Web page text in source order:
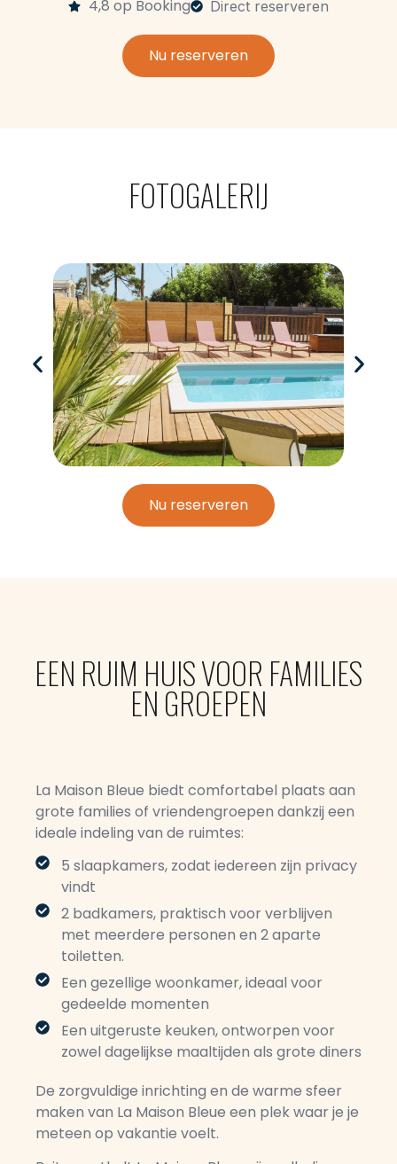
4,8 op Booking Direct reserveren
Nu reserveren
FOTOGALERIJ
Nu reserveren
EEN RUIM HUIS VOOR FAMILIES
EN GROEPEN
La Maison Bleue biedt comfortabel plaats aan
grote families of vriendengroepen dankzij een
ideale indeling van de ruimtes:
5 slaapkamers, zodat iedereen zijn privacy
vindt
2 badkamers, praktisch voor verblijven
met meerdere personen en 2 aparte
toiletten.
Een gezellige woonkamer, ideaal voor
gedeelde momenten
Een uitgeruste keuken, ontworpen voor
zowel dagelijkse maaltijden als grote diners
De zorgvuldige inrichting en de warme sfeer
maken van La Maison Bleue een plek waar je je
meteen op vakantie voelt.